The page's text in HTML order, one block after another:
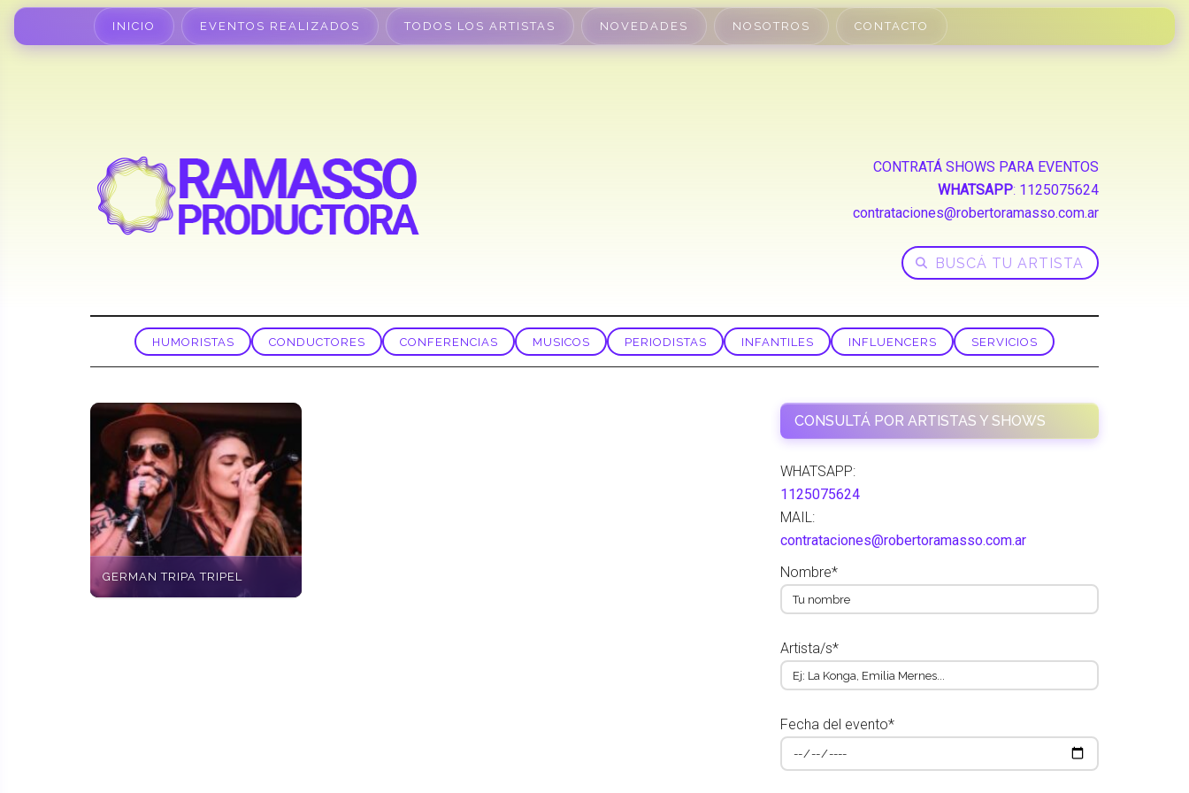
INICIO EVENTOS REALIZADOS TODOS LOS ARTISTAS NOVEDADES NOSOTROS CONTACTO
CONTRATÁ SHOWS PARA EVENTOS
WHATSAPP: 1125075624
contrataciones@robertoramasso.com.ar
HUMORISTAS CONDUCTORES CONFERENCIAS MUSICOS PERIODISTAS INFANTILES INFLUENCERS SERVICIOS
GERMAN TRIPA TRIPEL
CONSULTÁ POR ARTISTAS Y SHOWS
WHATSAPP:
1125075624
MAIL:
contrataciones@robertoramasso.com.ar
Nombre*
Artista/s*
Fecha del evento*